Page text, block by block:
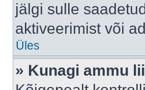
jälgi sulle
aktiveerimist või
Üles
» Kunagi ammu